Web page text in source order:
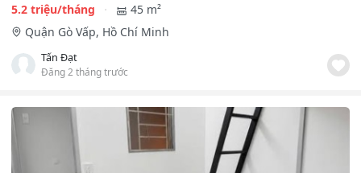
5.2 triệu/tháng
45 m²
Quận Gò Vấp, Hồ Chí Minh
Tấn Đạt
Đăng 2 tháng trước